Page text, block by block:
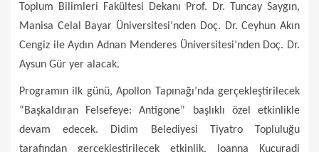
Toplum Bilimleri Fakültesi Dekanı Prof. Dr. Tuncay Saygın,
Manisa Celal Bayar Üniversitesi’nden Doç. Dr. Ceyhun Akın
Cengiz ile Aydın Adnan Menderes Üniversitesi’nden Doç. Dr.
Aysun Gür yer alacak.
Programın ilk günü, Apollon Tapınağı’nda gerçekleştirilecek
“Başkaldıran Felsefeye: Antigone” başlıklı özel etkinlikle
devam edecek. Didim Belediyesi Tiyatro Topluluğu
tarafından gerçekleştirilecek etkinlik, Ioanna Kuçuradi